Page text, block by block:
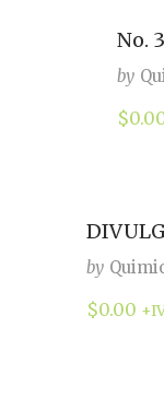
No.
by
$
by
$0.00